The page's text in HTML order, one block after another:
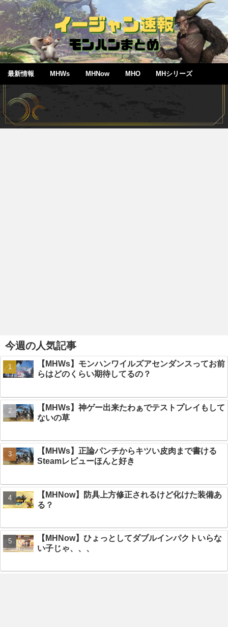
最新情報 MHWs MHNow MHO MHシリーズ
今週の人気記事
【MHWs】モンハンワイルズアセンダンスってお前
らはどのくらい期待してるの？
【MHWs】神ゲー出来たわぁでテストプレイもして
ないの草
【MHWs】正論パンチからキツい皮肉まで書ける
Steamレビューほんと好き
【MHNow】防具上方修正されるけど化けた装備あ
る？
【MHNow】ひょっとしてダブルインパクトいらな
い子じゃ、、、